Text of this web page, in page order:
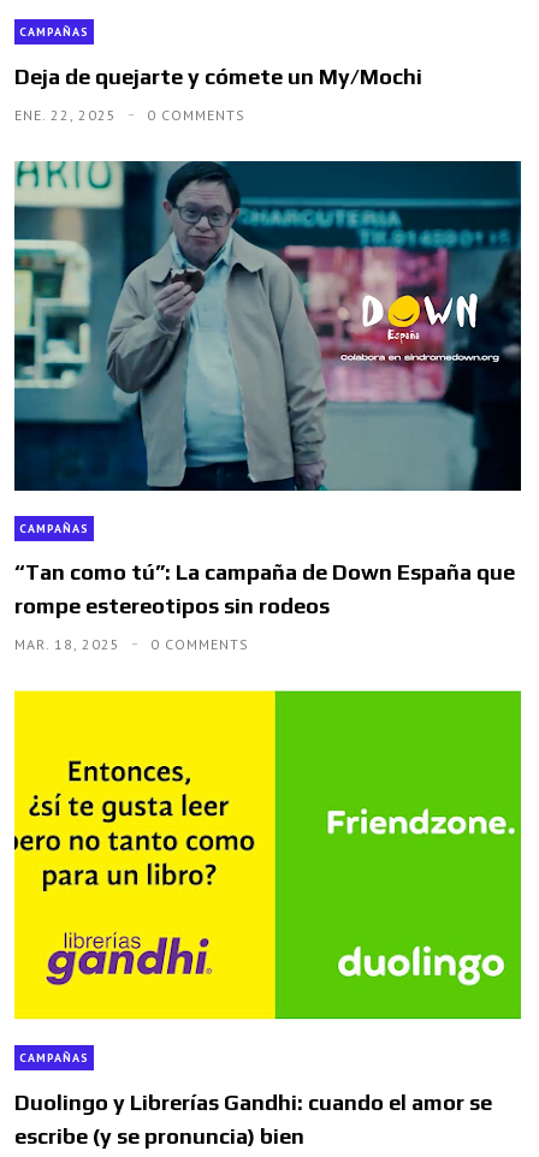
CAMPAÑAS
Deja de quejarte y cómete un My/Mochi
ENE. 22, 2025 0 COMMENTS
CAMPAÑAS
“Tan como tú”: La campaña de Down España que
rompe estereotipos sin rodeos
MAR. 18, 2025 0 COMMENTS
CAMPAÑAS
Duolingo y Librerías Gandhi: cuando el amor se
escribe (y se pronuncia) bien